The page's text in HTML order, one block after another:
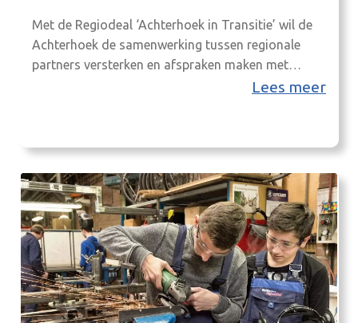
Met de Regiodeal ‘Achterhoek in Transitie’ wil de
Achterhoek de samenwerking tussen regionale
partners versterken en afspraken maken met
provincie Gelderland, Rijksoverheid en relevante
Lees meer